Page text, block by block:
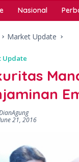
Nasional
Market Update
Update
21, 2016